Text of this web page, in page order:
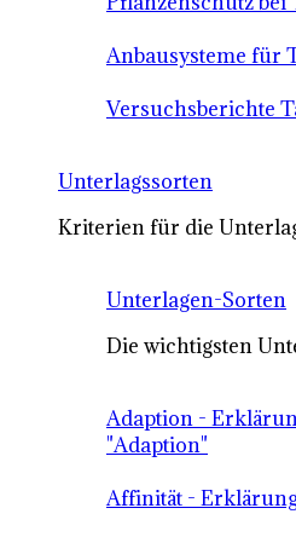
Anbausysteme für
Versuchsberichte
Unterlagssorten
Kriterien für die
Unterlagen-Sorten
Die wichtigsten
Adaption -
"Adaption"
Affinität -